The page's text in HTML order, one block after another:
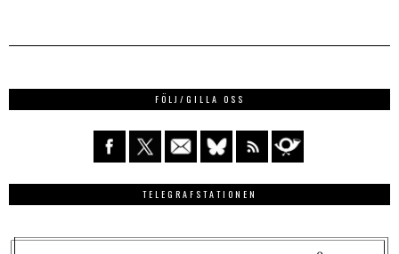
FÖLJ/GILLA OSS
TELEGRAFSTATIONEN